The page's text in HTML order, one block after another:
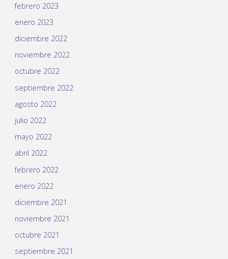
febrero 2023
enero 2023
diciembre 2022
noviembre 2022
octubre 2022
septiembre 2022
agosto 2022
julio 2022
mayo 2022
abril 2022
febrero 2022
enero 2022
diciembre 2021
noviembre 2021
octubre 2021
septiembre 2021